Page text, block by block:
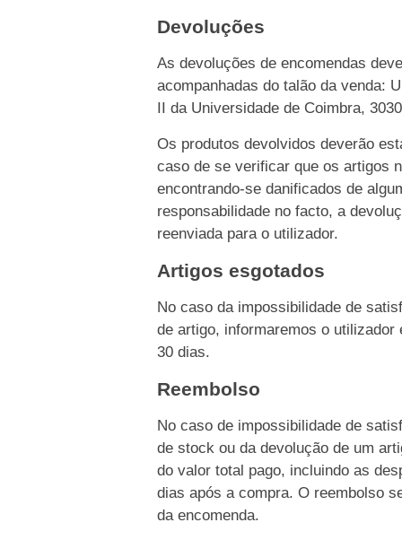
Devoluções
As devoluções de encomendas
acompanhadas do talão da venda:
II da Universidade de Coimbra,
Os produtos devolvidos deverão
caso de se verificar que os artigos
encontrando-se danificados de
responsabilidade no facto, a
reenviada para o utilizador.
Artigos esgotados
No caso da impossibilidade de
de artigo, informaremos o
30 dias.
Reembolso
No caso de impossibilidade de
de stock ou da devolução de um
do valor total pago, incluindo as
dias após a compra. O reembolso
da encomenda.